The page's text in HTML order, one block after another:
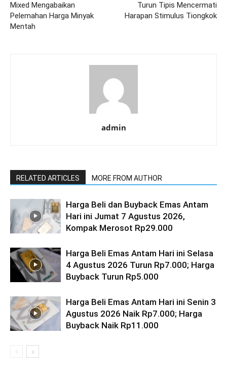
Mixed Mengabaikan
Pelemahan Harga Minyak
Mentah
Turun Tipis Mencermati
Harapan Stimulus Tiongkok
admin
RELATED ARTICLES MORE FROM AUTHOR
Harga Beli dan Buyback Emas Antam
Hari ini Jumat 7 Agustus 2026,
Kompak Merosot Rp29.000
Harga Beli Emas Antam Hari ini Selasa
4 Agustus 2026 Turun Rp7.000; Harga
Buyback Turun Rp5.000
Harga Beli Emas Antam Hari ini Senin 3
Agustus 2026 Naik Rp7.000; Harga
Buyback Naik Rp11.000